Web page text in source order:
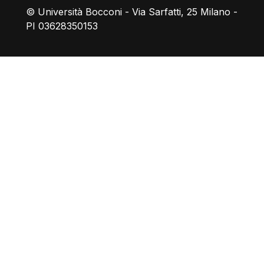
© Università Bocconi - Via Sarfatti, 25 Milano -
PI 03628350153